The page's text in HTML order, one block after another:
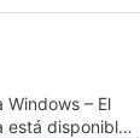
– El
está disponible